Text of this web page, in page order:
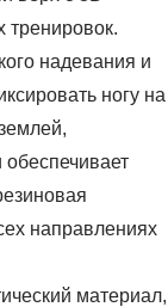
надевания и
ногу на
направлениях
материал,